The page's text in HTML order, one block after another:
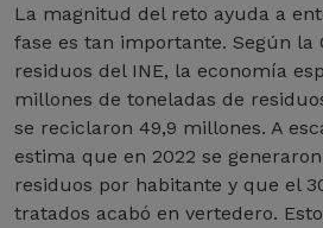
La magnitud del reto ayuda a
fase es tan importante. Según la
residuos del INE, la economía
millones de toneladas de
se reciclaron 49,9 millones. A
estima que en 2022 se
residuos por habitante y que el
tratados acabó en vertedero.